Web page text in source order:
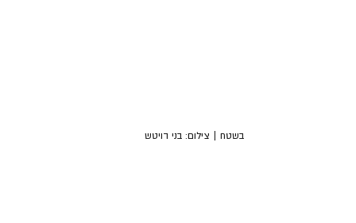
בשטח | צילום: בני דויטש